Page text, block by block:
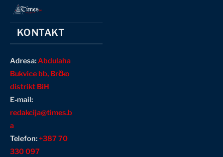
KONTAKT
Adresa:Abdulaha
Bukvice bb, Brčko
distrikt BiH
E-mail:
redakcija@times.b
a
Telefon:+387 70
330 097